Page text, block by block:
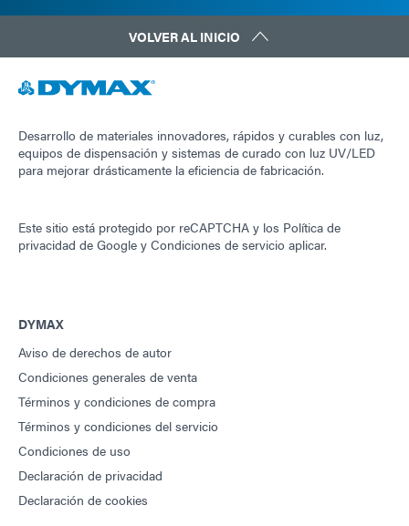
VOLVER AL INICIO
Desarrollo de materiales innovadores, rápidos y curables con luz,
equipos de dispensación y sistemas de curado con luz UV/LED
para mejorar drásticamente la eficiencia de fabricación.
Este sitio está protegido por reCAPTCHA y los Política de
privacidad de Google y Condiciones de servicio aplicar.
DYMAX
Aviso de derechos de autor
Condiciones generales de venta
Términos y condiciones de compra
Términos y condiciones del servicio
Condiciones de uso
Declaración de privacidad
Declaración de cookies